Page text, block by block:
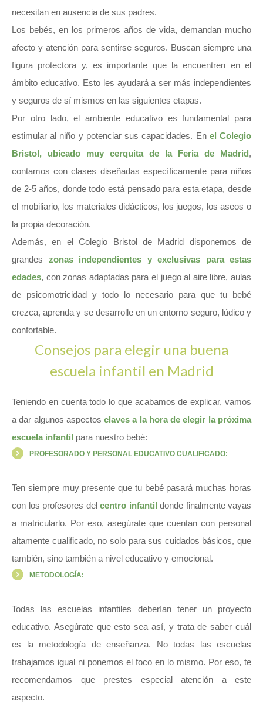
necesitan en ausencia de sus padres.
Los bebés, en los primeros años de vida, demandan mucho
afecto y atención para sentirse seguros. Buscan siempre una
figura protectora y, es importante que la encuentren en el
ámbito educativo. Esto les ayudará a ser más independientes
y seguros de sí mismos en las siguientes etapas.
Por otro lado, el ambiente educativo es fundamental para
estimular al niño y potenciar sus capacidades. En el Colegio
Bristol, ubicado muy cerquita de la Feria de Madrid,
contamos con clases diseñadas específicamente para niños
de 2-5 años, donde todo está pensado para esta etapa, desde
el mobiliario, los materiales didácticos, los juegos, los aseos o
la propia decoración.
Además, en el Colegio Bristol de Madrid disponemos de
grandes zonas independientes y exclusivas para estas
edades, con zonas adaptadas para el juego al aire libre, aulas
de psicomotricidad y todo lo necesario para que tu bebé
crezca, aprenda y se desarrolle en un entorno seguro, lúdico y
confortable.
Consejos para elegir una buena
escuela infantil en Madrid
Teniendo en cuenta todo lo que acabamos de explicar, vamos
a dar algunos aspectosclaves a la hora de elegir la próxima
escuela infantil para nuestro bebé:
PROFESORADO Y PERSONAL EDUCATIVO CUALIFICADO:
Ten siempre muy presente que tu bebé pasará muchas horas
con los profesores del centro infantil donde finalmente vayas
a matricularlo. Por eso, asegúrate que cuentan con personal
altamente cualificado, no solo para sus cuidados básicos, que
también, sino también a nivel educativo y emocional.
METODOLOGÍA:
Todas las escuelas infantiles deberían tener un proyecto
educativo. Asegúrate que esto sea así, y trata de saber cuál
es la metodología de enseñanza. No todas las escuelas
trabajamos igual ni ponemos el foco en lo mismo. Por eso, te
recomendamos que prestes especial atención a este
aspecto.